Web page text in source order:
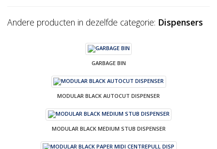
Andere producten in dezelfde categorie: Dispensers
GARBAGE BIN
MODULAR BLACK AUTOCUT DISPENSER
MODULAR BLACK MEDIUM STUB DISPENSER